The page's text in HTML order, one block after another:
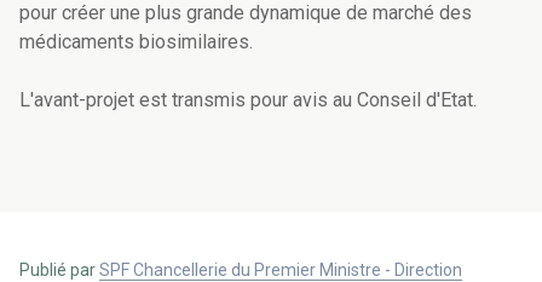
pour créer une plus grande dynamique de marché des
médicaments biosimilaires.
L'avant-projet est transmis pour avis au Conseil d'Etat.
Publié parSPF Chancellerie du Premier Ministre - Direction